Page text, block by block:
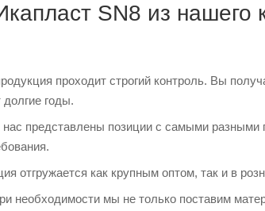
SN8 из нашего
проходит строгий контроль. Вы
годы.
представлены позиции с самыми разными
отгружается как крупным оптом, так и в
необходимости мы не только поставим